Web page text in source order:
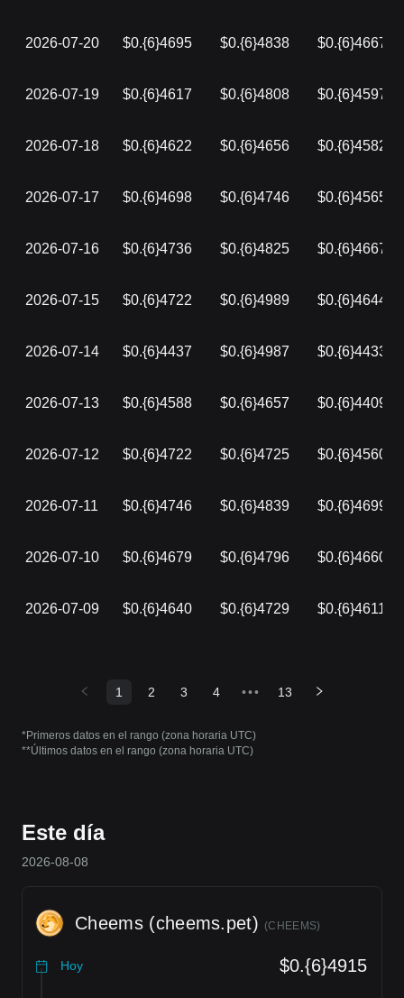
2026-07-20 $0.{6}4695 $0.{6}4838 $0.{6}4667
2026-07-19 $0.{6}4617 $0.{6}4808 $0.{6}4597
2026-07-18 $0.{6}4622 $0.{6}4656 $0.{6}4582
2026-07-17 $0.{6}4698 $0.{6}4746 $0.{6}4565
2026-07-16 $0.{6}4736 $0.{6}4825 $0.{6}4667
2026-07-15 $0.{6}4722 $0.{6}4989 $0.{6}4644
2026-07-14 $0.{6}4437 $0.{6}4987 $0.{6}4433
2026-07-13 $0.{6}4588 $0.{6}4657 $0.{6}4409
2026-07-12 $0.{6}4722 $0.{6}4725 $0.{6}4560
2026-07-11 $0.{6}4746 $0.{6}4839 $0.{6}4699
2026-07-10 $0.{6}4679 $0.{6}4796 $0.{6}4660
2026-07-09 $0.{6}4640 $0.{6}4729 $0.{6}4611
1 2 3 4 ••• 13
*Primeros datos en el rango (zona horaria UTC)
**Últimos datos en el rango (zona horaria UTC)
Este día
2026-08-08
Cheems (cheems.pet) (CHEEMS)
Hoy $0.{6}4915